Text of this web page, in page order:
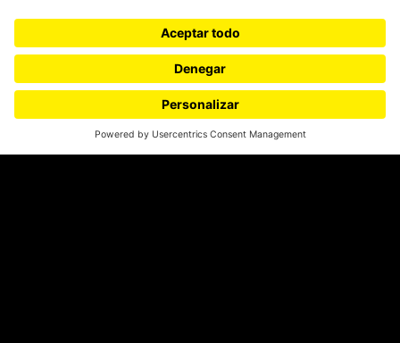
Medios y periodismo
Ciudad
Movilización social